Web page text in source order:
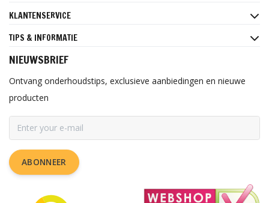
KLANTENSERVICE
TIPS & INFORMATIE
NIEUWSBRIEF
Ontvang onderhoudstips, exclusieve aanbiedingen en nieuwe
producten
ABONNEER